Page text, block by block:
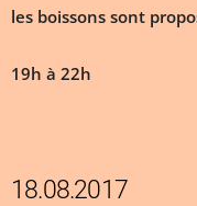
les boissons sont
19h à 22h
18.08.2017